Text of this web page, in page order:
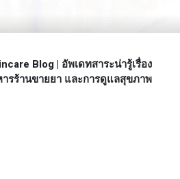
Blog | อัพเดทสาระน่ารู้เรื่อง
รร้านขายยา และการดูแลสุขภาพ